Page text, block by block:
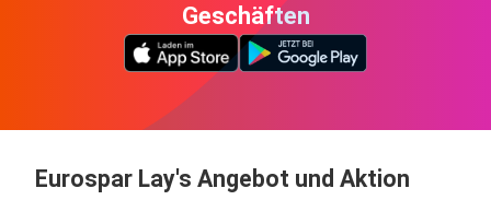
Geschäften
Eurospar Lay's Angebot und Aktion